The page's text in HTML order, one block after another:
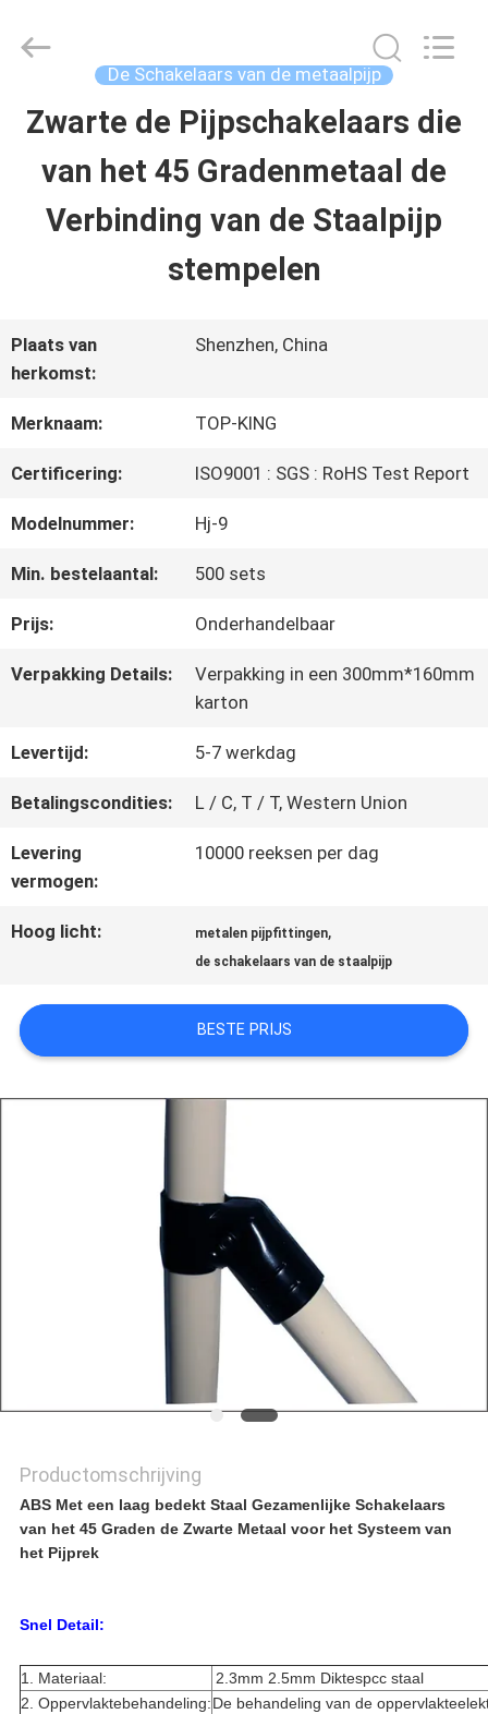
HUIS
PRODUCTEN
ONS
FABRIEKSTOCHT
NEEM
CONTACT
MET
VRAAG
SITEMAP
PRIVACYBELEID
Shenzhen
Jingji
Reserved.
De Schakelaars van de metaalpijp
Zwarte de Pijpschakelaars die
van het 45 Gradenmetaal de
Verbinding van de Staalpijp
stempelen
Plaats van
herkomst:
Shenzhen, China
Merknaam: TOP-KING
Certificering: ISO9001 : SGS : RoHS Test Report
Modelnummer: Hj-9
Min. bestelaantal: 500 sets
Prijs: Onderhandelbaar
Verpakking Details:
Verpakking in een 300mm*160mm
karton
Levertijd: 5-7 werkdag
Betalingscondities: L / C, T / T, Western Union
Levering
vermogen:
10000 reeksen per dag
Hoog licht: metalen pijpfittingen,
de schakelaars van de staalpijp
BESTE PRIJS
Productomschrijving
ABS Met een laag bedekt Staal Gezamenlijke Schakelaars
van het 45 Graden de Zwarte Metaal voor het Systeem van
het Pijprek
Snel Detail:
1. Materiaal:
2.3mm 2.5mm Diktespcc staal
2. Oppervlaktebehandeling:De behandeling van de